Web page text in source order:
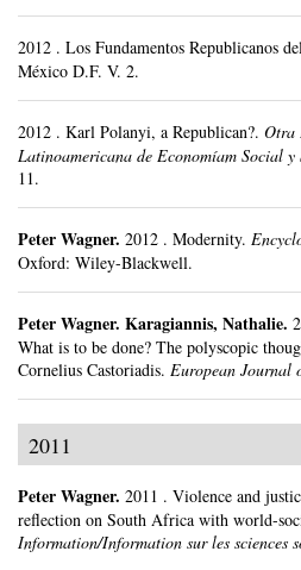
2012 . Los Fundamentos Republicanos
México D.F. V. 2.
2012 . Karl Polanyi, a Republican?. Otra
Latinoamericana de Economíam Social
11.
Peter Wagner. 2012 . Modernity.
Oxford: Wiley-Blackwell.
Peter Wagner. Karagiannis, Nathalie.
What is to be done? The polyscopic
Cornelius Castoriadis. European Journal
2011
Peter Wagner. 2011 . Violence and
reflection on South Africa with world-
Information/Information sur les sciences